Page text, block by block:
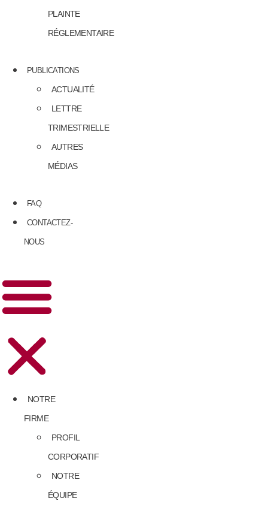
PLAINTE
RÉGLEMENTAIRE
PUBLICATIONS
ACTUALITÉ
LETTRE
TRIMESTRIELLE
AUTRES
MÉDIAS
FAQ
CONTACTEZ-
NOUS
NOTRE
FIRME
PROFIL
CORPORATIF
NOTRE
ÉQUIPE